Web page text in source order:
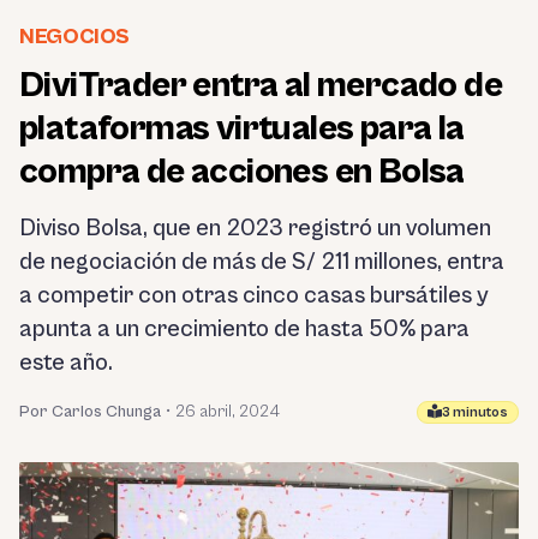
NEGOCIOS
DiviTrader entra al mercado de
plataformas virtuales para la
compra de acciones en Bolsa
Diviso Bolsa, que en 2023 registró un volumen
de negociación de más de S/ 211 millones, entra
a competir con otras cinco casas bursátiles y
apunta a un crecimiento de hasta 50% para
este año.
Por Carlos Chunga • 26 abril, 2024 3 minutos